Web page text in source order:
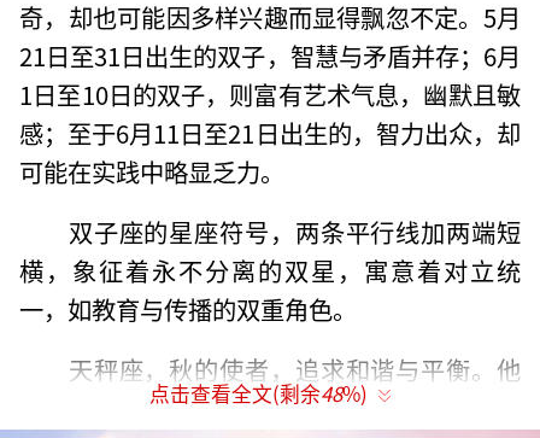
奇，却也可能因多样兴趣而显得飘忽不定。5月
21日至31日出生的双子，智慧与矛盾并存；6月
1日至10日的双子，则富有艺术气息，幽默且敏
感；至于6月11日至21日出生的，智力出众，却
可能在实践中略显乏力。
双子座的星座符号，两条平行线加两端短
横，象征着永不分离的双星，寓意着对立统
一，如教育与传播的双重角色。
天秤座，秋的使者，追求和谐与平衡。他
们温文尔雅，追求公平正义，对美和艺术有着
点击查看全文(剩余48%)